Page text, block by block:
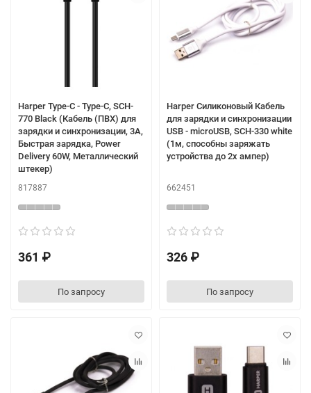
Harper Type-C - Type-C, SCH-
770 Black (Кабель (ПВХ) для
зарядки и синхронизации, 3A,
Быстрая зарядка, Power
Delivery 60W, Металлический
штекер)
817887
361 ₽
По запросу
Harper Силиконовый Кабель
для зарядки и синхронизации
USB - microUSB, SCH-330 white
(1м, способны заряжать
устройства до 2х ампер)
662451
326 ₽
По запросу